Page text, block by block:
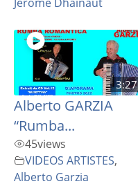
3:27
Alberto GARZIA
“Rumba...
45views
VIDEOS ARTISTES,
Alberto Garzia